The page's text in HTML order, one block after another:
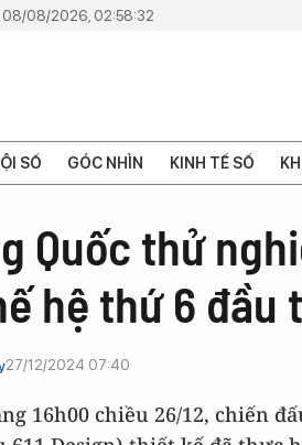
08/08/2026, 02:58:32
SỐ GÓC NHÌN KINH TẾ SỐ
Quốc thử
hệ thứ 6 đầu
27/12/2024 07:40
16h00 chiều 26/12, chiến